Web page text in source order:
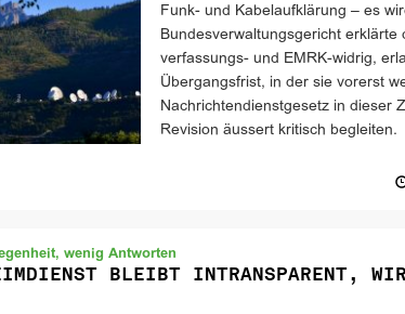
Funk- und Kabelaufklärung – es
Bundesverwaltungs­gericht
verfassungs- und EMRK-widrig,
Übergangsfrist, in der sie vorerst
Nachrichtendienstgesetz in dieser
Revision äussert kritisch begleiten.
wenig Antworten
BLEIBT INTRANSPARENT,